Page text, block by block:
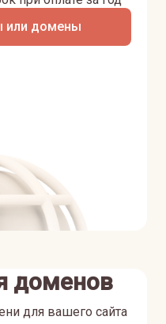
или домены
доменов
для вашего сайта